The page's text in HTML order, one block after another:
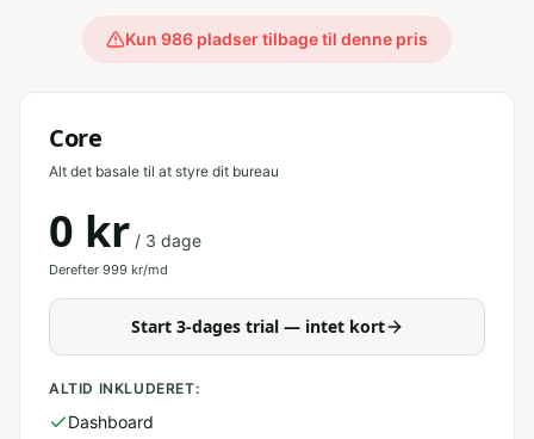
Kun 986 pladser tilbage til denne pris
Core
Alt det basale til at styre dit bureau
0 kr / 3 dage
Derefter 999 kr/md
Start 3-dages trial — intet kort
ALTID INKLUDERET:
Dashboard